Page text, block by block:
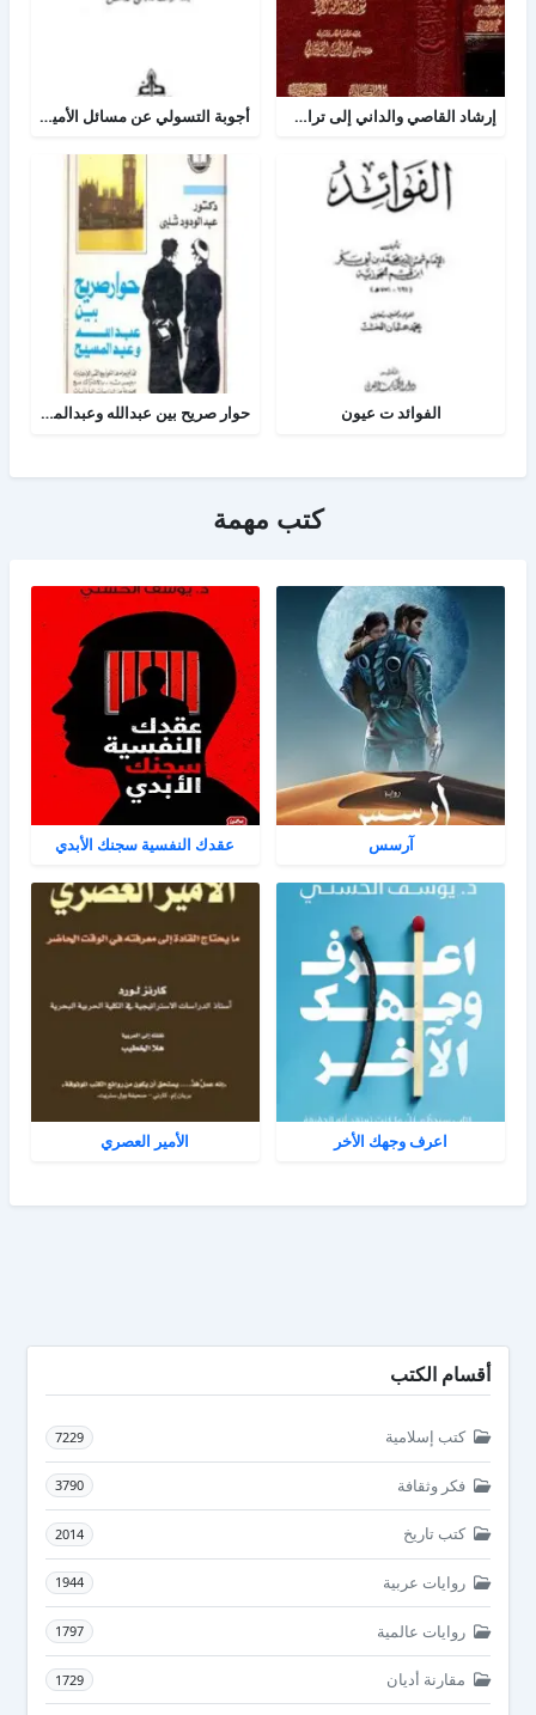
إرشاد القاصي والداني إلى تراجم شيوخ الطبراني أجوبة التسولي عن مسائل الأمير عبد القادر في الجهاد
الفوائد ت عيون حوار صريح بين عبدالله وعبدالمسيح
كتب مهمة
آرسس عقدك النفسية سجنك الأبدي
اعرف وجهك الأخر الأمير العصري
أقسام الكتب
كتب إسلامية 7229
فكر وثقافة 3790
كتب تاريخ 2014
روايات عربية 1944
روايات عالمية 1797
مقارنة أديان 1729